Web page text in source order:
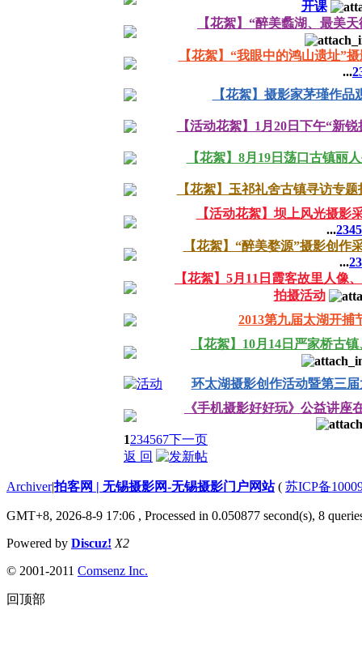
开课
【花絮】“醉美蠡湖、最美
【花絮】“我眼中的鸿山遗址”
...2
【花絮】摄影家茅瑾作品
【活动花絮】1月20日下午“新
【花絮】8月19日荡口古镇丽
【花絮】玉祁礼舍古镇寻访专
【活动花絮】坝上风光摄影
...2345
【花絮】“醉美婺源”摄影创作
...23
【花絮】5月11日霞客故里人像
拍摄活动
2013第九届太湖开捕
【花絮】10月14日严家桥古
环太湖摄影创作活动暨第三
《手机摄影好好玩》公益讲座
1234567下一页
返 回
Archiver|拍客网 | 无锡摄影网-无锡摄影门户网站( 苏ICP备
GMT+8, 2026-8-9 17:06 , Processed in 0.050877 second(s), 8
Powered by Discuz! X2
© 2001-2011 Comsenz Inc.
回顶部